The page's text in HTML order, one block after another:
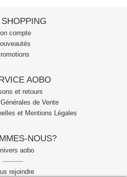
compte
AOBO
et retours
de Vente
et Mentions Légales
NOUS?
aobo
----------
rejoindre